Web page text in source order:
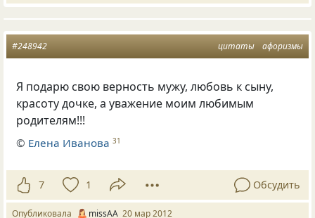
цитаты афоризмы
#248942
Я подарю свою верность мужу, любовь к сыну,
красоту дочке, а уважение моим любимым
родителям!!!
© Елена Иванова 31
7 1 Обсудить
Опубликовала missAA 20 мар 2012